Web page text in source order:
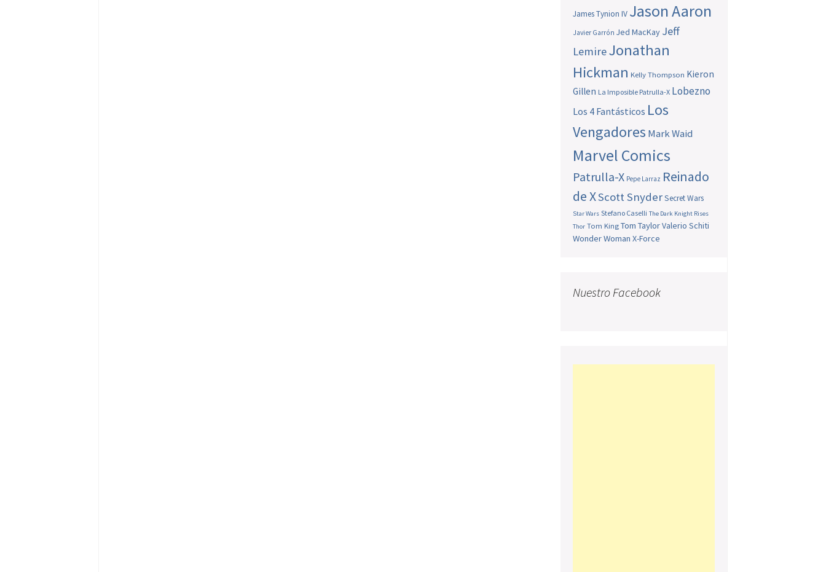
James Tynion IV Jason Aaron
Javier Garrón Jed MacKay Jeff
LemireJonathan
Hickman Kelly Thompson Kieron
Gillen La Imposible Patrulla-X Lobezno
Los 4 Fantásticos Los
Vengadores Mark Waid
Marvel Comics
Patrulla-X Pepe Larraz Reinado
de XScott SnyderSecret Wars
Star Wars Stefano Caselli The Dark Knight Rises
Thor Tom King Tom TaylorValerio Schiti
Wonder Woman X-Force
Nuestro Facebook